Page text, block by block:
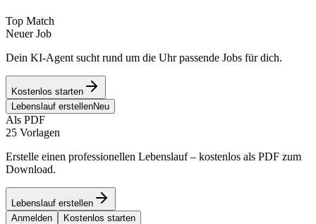
Top Match
Neuer Job
Dein KI-Agent sucht rund um die Uhr passende Jobs für dich.
Kostenlos starten
Lebenslauf erstellenNeu
Als PDF
25 Vorlagen
Erstelle einen professionellen Lebenslauf – kostenlos als PDF zum
Download.
Lebenslauf erstellen
Anmelden
Kostenlos starten